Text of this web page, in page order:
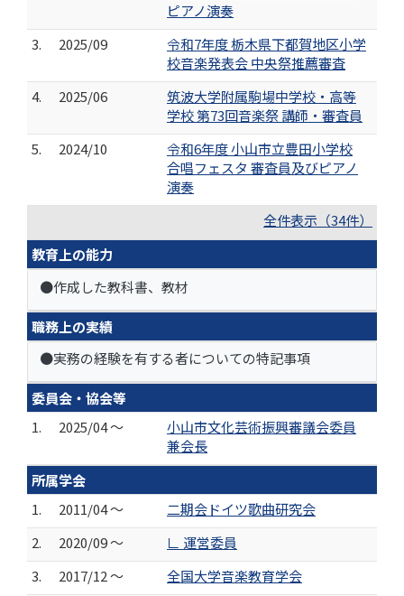
ピアノ演奏
3.
2025/09
令和7年度 栃木県下都賀地区小学
校音楽発表会 中央祭推薦審査
4.
2025/06
筑波大学附属駒場中学校・高等
学校 第73回音楽祭 講師・審査員
5.
2024/10
令和6年度 小山市立豊田小学校
合唱フェスタ 審査員及びピアノ
演奏
全件表示（34件）
教育上の能力
●作成した教科書、教材
職務上の実績
●実務の経験を有する者についての特記事項
委員会・協会等
1.
2025/04 ～
小山市文化芸術振興審議会委員
兼会長
所属学会
1.
2011/04 ～
二期会ドイツ歌曲研究会
2.
2020/09 ～
∟ 運営委員
3.
2017/12 ～
全国大学音楽教育学会